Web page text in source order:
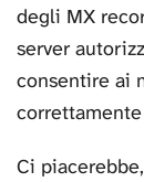
degli MX
server
consentire ai
Ci